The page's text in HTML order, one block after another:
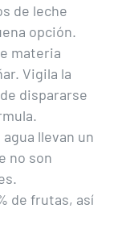
de leche
opción.
materia
Vigila la
dispararse
llevan un
no son
de frutas, así